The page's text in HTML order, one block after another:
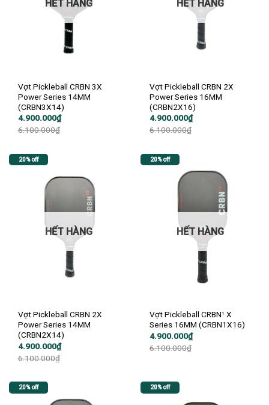
HẾT HÀNG
Vợt Pickleball CRBN 3X
Power Series 14MM
(CRBN3X14)
6.100.000₫
Giá
là:
4.900.000₫
Giá
tại
HẾT HÀNG
Vợt Pickleball CRBN 2X
Power Series 16MM
(CRBN2X16)
6.100.000₫
Giá
là:
4.900.000₫
Giá
tại
20% off
HẾT HÀNG
Vợt Pickleball CRBN 2X
Power Series 14MM
(CRBN2X14)
6.100.000₫
Giá
là:
4.900.000₫
Giá
tại
20% off
HẾT HÀNG
Vợt Pickleball CRBN¹ X
Series 16MM (CRBN1X16)
6.100.000₫
Giá
là:
4.900.000₫
Giá
tại
20% off 20% off